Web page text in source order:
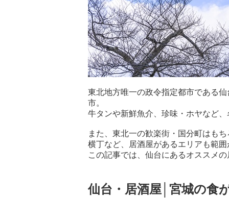
東北地方唯一の政令指定都市である
市。
牛タンや新鮮魚介、珍味・ホヤなど
また、東北一の歓楽街・国分町はも
横丁など、居酒屋があるエリアも範
この記事では、仙台にあるオススメ
仙台・居酒屋│宮城の食